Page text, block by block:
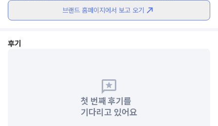
브랜드 홈페이지에서 보고 오기
후기
첫 번째 후기를
기다리고 있어요